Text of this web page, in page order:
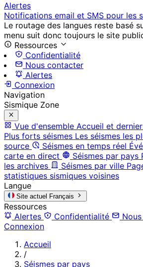
Alertes
Notifications email et SMS pour les
Le routage des langues reste basé
menu suit donc toujours le site
Ressources
Confidentialité
Nous contacter
Alertes
Connexion
Navigation
Sismique Zone
Vue d'ensemble Accueil et
Plus forts séismes Les séismes les
source
Séismes en temps réel
carte en direct
Séismes par pays
les archives
Séismes par ville
statistiques sismiques voisines
Langue
Site actuel Français
Ressources
Alertes
Confidentialité
Connexion
Accueil
/
Séismes par pays